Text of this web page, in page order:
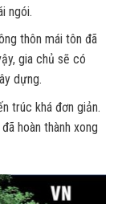
ngói.
thôn mái tôn đã
gia chủ sẽ có
dựng.
trúc khá đơn giản.
hoàn thành xong